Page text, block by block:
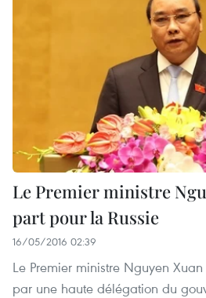
Le Premier ministre
part pour la Russie
16/05/2016 02:39
Le Premier ministre Nguyen
par une haute délégation du